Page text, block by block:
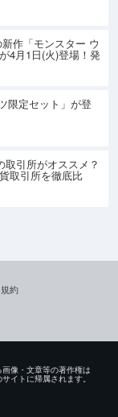
作「モンスター ウ
4月1日(火)登場！発
限定セット」が登
引所がオススメ？
取引所を徹底比
約
像・文章等の著作権は
イトに帰属されます。